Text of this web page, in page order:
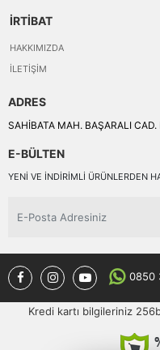
İRTİBAT
HAKKIMIZDA
İLETIŞIM
ADRES
SAHİBATA MAH. BAŞARALI
E-BÜLTEN
YENI VE INDIRIMLI ÜRÜNLERDEN
0850
Kredi kartı bilgileriniz